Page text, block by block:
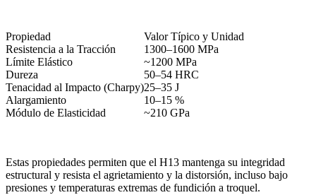
Propiedad
Valor Típico y Unidad
Resistencia a la Tracción
1300–1600 MPa
Límite Elástico
~1200 MPa
Dureza
50–54 HRC
Tenacidad al Impacto (Charpy)25–35 J
Alargamiento
10–15 %
Módulo de Elasticidad
~210 GPa
Estas propiedades permiten que el H13 mantenga su integridad
estructural y resista el agrietamiento y la distorsión, incluso bajo
presiones y temperaturas extremas de fundición a troquel.